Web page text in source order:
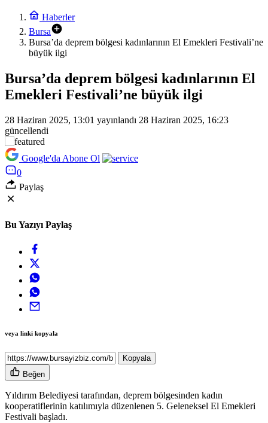
Haberler
Bursa
Bursa’da deprem bölgesi kadınlarının El Emekleri Festivali’ne
büyük ilgi
Bursa’da deprem bölgesi kadınlarının El
Emekleri Festivali’ne büyük ilgi
28 Haziran 2025, 13:01 yayınlandı 28 Haziran 2025, 16:23
güncellendi
Google'da Abone Ol
0
Paylaş
Bu Yazıyı Paylaş
veya linki kopyala
Kopyala
Beğen
Yıldırım Belediyesi tarafından, deprem bölgesinden kadın
kooperatiflerinin katılımıyla düzenlenen 5. Geleneksel El Emekleri
Festivali başladı.